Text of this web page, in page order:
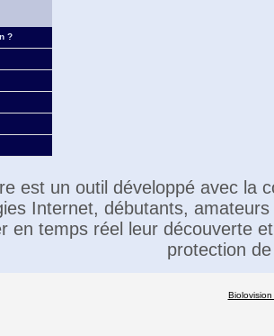
?
est un outil développé avec la
Internet, débutants,
en temps réel leur découverte
protection
Biolovision